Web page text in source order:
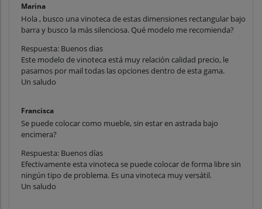
Marina
Hola , busco una vinoteca de estas dimensiones rectangular bajo
barra y busco la más silenciosa. Qué modelo me recomienda?
Respuesta: Buenos dias
Este modelo de vinoteca está muy relación calidad precio, le
pasamos por mail todas las opciones dentro de esta gama.
Un saludo
Francisca
Se puede colocar como mueble, sin estar en astrada bajo
encimera?
Respuesta: Buenos días
Efectivamente esta vinoteca se puede colocar de forma libre sin
ningún tipo de problema. Es una vinoteca muy versátil.
Un saludo